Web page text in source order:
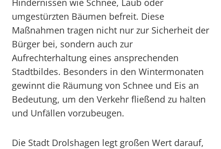
Hindernissen wie Schnee, Laub oder
umgestürzten Bäumen befreit. Diese
Maßnahmen tragen nicht nur zur Sicherheit der
Bürger bei, sondern auch zur
Aufrechterhaltung eines ansprechenden
Stadtbildes. Besonders in den Wintermonaten
gewinnt die Räumung von Schnee und Eis an
Bedeutung, um den Verkehr fließend zu halten
und Unfällen vorzubeugen.
Die Stadt Drolshagen legt großen Wert darauf,